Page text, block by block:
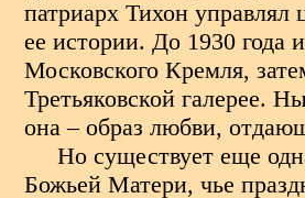
патриарх Тихон
ее истории. До 1930 года
Московского Кремля,
Третьяковской галерее.
она – образ любви,
Но существует еще
Божьей Матери, чье